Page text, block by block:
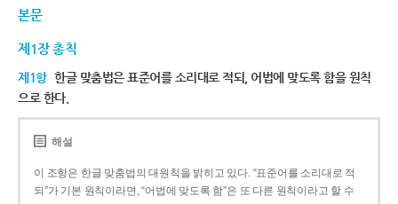
본문
제1장 총칙
제1항 한글 맞춤법은 표준어를 소리대로 적되, 어법에 맞도록 함을 원칙
으로 한다.
해설
이 조항은 한글 맞춤법의 대원칙을 밝히고 있다. “표준어를 소리대로 적
되”가 기본 원칙이라면, “어법에 맞도록 함”은 또 다른 원칙이라고 할 수